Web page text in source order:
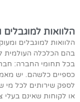
הלוואות למוגבלים
הלוואות למוגבלים
בהם הכלכלה העולמית
בכל תחומי החברה:
כספיים כלשהם. יש
לספק שירותים לכל מי
או לקוחות שאינם